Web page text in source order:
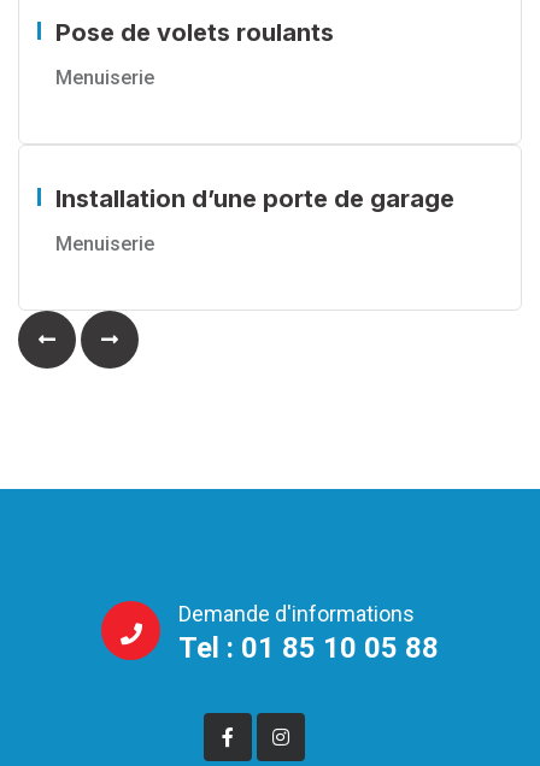
Pose de volets roulants
Menuiserie
Installation d’une porte de garage
Menuiserie
Demande d'informations
Tel : 01 85 10 05 88